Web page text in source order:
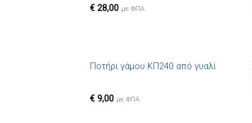
€28,00 με ΦΠΑ
Πρόσθήκη
Ποτήρι γάμου ΚΠ240 από γυαλί
€9,00 με ΦΠΑ